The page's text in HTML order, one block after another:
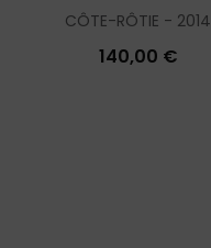
CÔTE-RÔTIE 2014
140,00 €